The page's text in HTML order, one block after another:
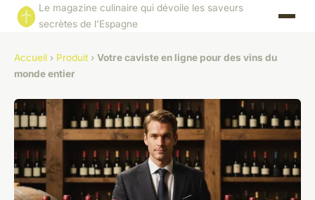
Le magazine culinaire qui dévoile les saveurs
secrètes de l'Espagne
Accueil › Produit › Votre caviste en ligne pour des vins du
monde entier